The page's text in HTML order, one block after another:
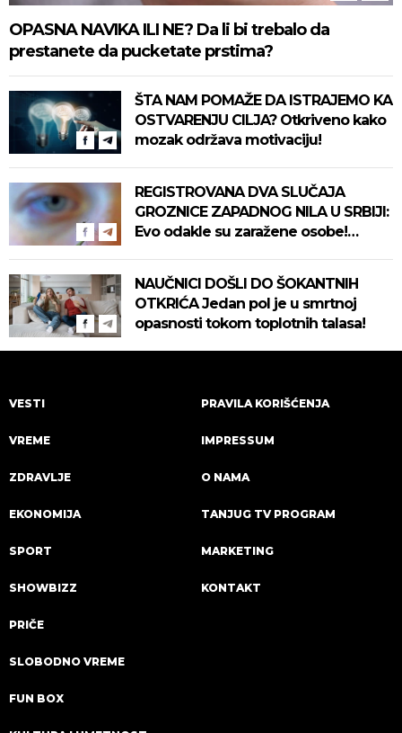
OPASNA NAVIKA ILI NE? Da li bi trebalo da
prestanete da pucketate prstima?
ŠTA NAM POMAŽE DA ISTRAJEMO KA
OSTVARENJU CILJA? Otkriveno kako
mozak održava motivaciju!
REGISTROVANA DVA SLUČAJA
GROZNICE ZAPADNOG NILA U SRBIJI:
Evo odakle su zaražene osobe!
NAUČNICI DOŠLI DO ŠOKANTNIH
OTKRIĆA Jedan pol je u smrtnoj
opasnosti tokom toplotnih talasa!
VESTI
VREME
ZDRAVLJE
EKONOMIJA
SPORT
SHOWBIZZ
PRIČE
SLOBODNO VREME
FUN BOX
PRAVILA KORIŠĆENJA
IMPRESSUM
O NAMA
TANJUG TV PROGRAM
MARKETING
KONTAKT